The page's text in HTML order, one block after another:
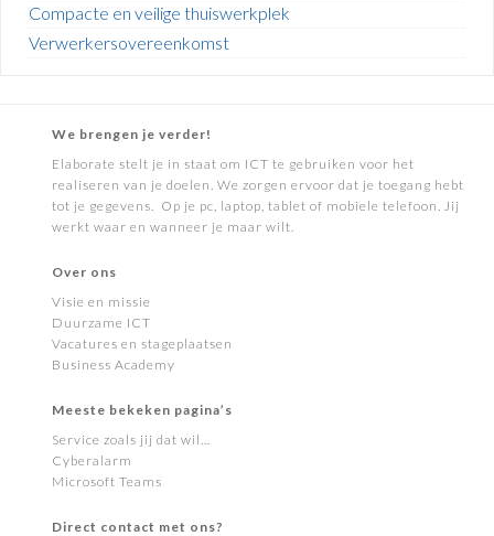
Compacte en veilige thuiswerkplek
Verwerkersovereenkomst
We brengen je verder!
Elaborate stelt je in staat om ICT te gebruiken voor het
realiseren van je doelen. We zorgen ervoor dat je toegang hebt
tot je gegevens. Op je pc, laptop, tablet of mobiele telefoon. Jij
werkt waar en wanneer je maar wilt.
Over ons
Visie en missie
Duurzame ICT
Vacatures en stageplaatsen
Business Academy
Meeste bekeken pagina’s
Service zoals jij dat wil…
Cyberalarm
Microsoft Teams
Direct contact met ons?